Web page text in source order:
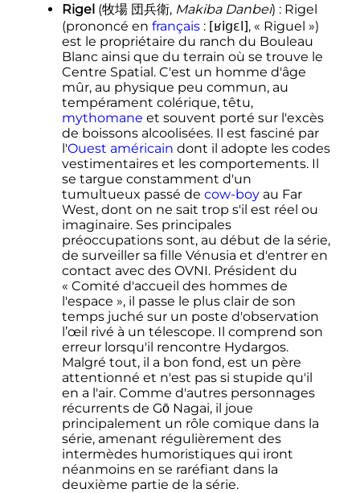
Rigel (牧場 団兵衛, Makiba Danbei) : Rigel
(prononcé en français: [ʁigɛl], « Riguel »)
est le propriétaire du ranch du Bouleau
Blanc ainsi que du terrain où se trouve le
Centre Spatial. C'est un homme d'âge
mûr, au physique peu commun, au
tempérament colérique, têtu,
mythomane et souvent porté sur l'excès
de boissons alcoolisées. Il est fasciné par
l'Ouest américain dont il adopte les codes
vestimentaires et les comportements. Il
se targue constamment d'un
tumultueux passé de cow-boyau Far
West, dont on ne sait trop s'il est réel ou
imaginaire. Ses principales
préoccupations sont, au début de la série,
de surveiller sa fille Vénusia et d'entrer en
contact avec des OVNI. Président du
« Comité d'accueil des hommes de
l'espace », il passe le plus clair de son
temps juché sur un poste d'observation
l’œil rivé à un télescope. Il comprend son
erreur lorsqu'il rencontre Hydargos.
Malgré tout, il a bon fond, est un père
attentionné et n'est pas si stupide qu'il
en a l'air. Comme d'autres personnages
récurrents de Gō Nagai, il joue
principalement un rôle comique dans la
série, amenant régulièrement des
intermèdes humoristiques qui iront
néanmoins en se raréfiant dans la
deuxième partie de la série.